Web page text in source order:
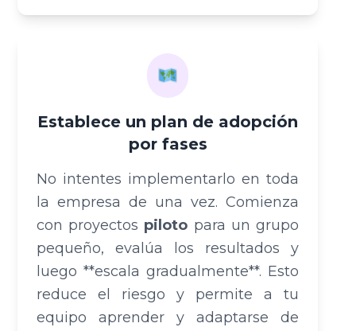
Establece un plan de adopción
por fases
No intentes implementarlo en toda
la empresa de una vez. Comienza
con proyectos piloto para un grupo
pequeño, evalúa los resultados y
luego **escala gradualmente**. Esto
reduce el riesgo y permite a tu
equipo aprender y adaptarse de